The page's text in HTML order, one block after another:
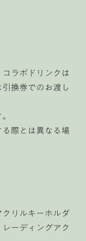
ラボドリンクは
換券でのお渡し
際とは異なる場
リルキーホルダ
ーディングアク